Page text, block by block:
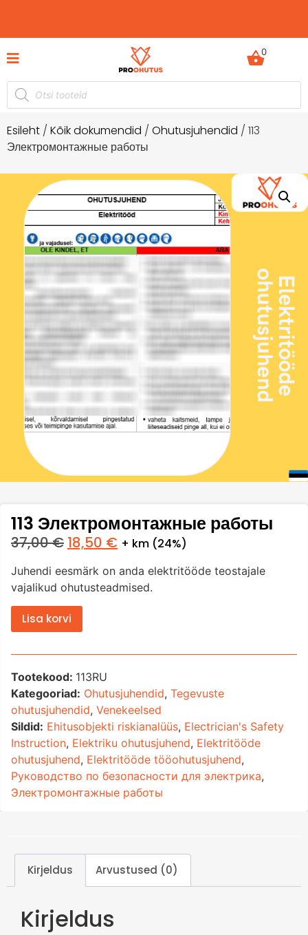
0
Esileht / Kõik dokumendid / Ohutusjuhendid / 113
Электромонтажные работы
113 Электромонтажные работы
37,00€ 18,50 € + km (24%)
Juhendi eesmärk on anda elektritööde teostajale
vajalikud ohutusteadmised.
Lisa korvi
Tootekood: 113RU
Kategooriad: Ohutusjuhendid, Tegevuste
ohutusjuhendid, Venekeelsed
Sildid: Ehitusobjekti riskianalüüs, Electrician's Safety
Instruction, Elektriku ohutusjuhend, Elektritööde
ohutusjuhend, Elektritööde tööohutusjuhend,
Руководство по безопасности для электрика,
Электромонтажные работы
Kirjeldus Arvustused (0)
Kirjeldus